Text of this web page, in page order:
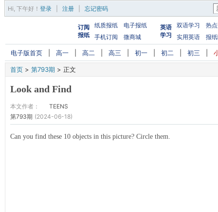
Hi, 下午好 ！ 登录 注册 忘记密码
订阅
报纸
纸质报纸
电子报纸
手机订阅
微商城
英语
学习
双语学习
热
实用英语
报
电子版首页 高一 高二 高三 初一 初二 初三
首页 > 第793期 > 正文
Look and Find
本文作者：
TEENS
第793期 (2024-06-18)
Can you find these 10 objects in this picture? Circle them.